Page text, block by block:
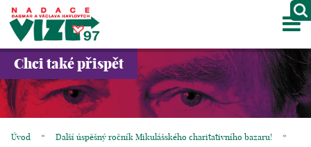
O NÁS
PROJEKTY
Chci také přispět
Úvod * Další úspěšný ročník Mikulášského charitativního bazaru!
*